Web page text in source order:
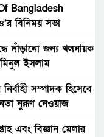
মিলে
চেষ্টা। আদালতে
হত্যা, কী বলছে
Bangladesh
বিনিময় সভা
দাঁড়ানো জন্য খলনায়ক
ইসলাম
সম্পাদক হিসেবে
নুরূণ নেওয়াজ
এবং বিজ্ঞান মেলার